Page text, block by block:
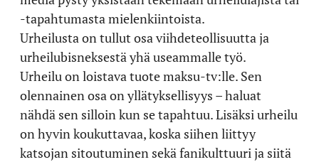
-tapahtumasta mielenkiintoista.
Urheilusta on tullut osa viihdeteollisuutta ja
urheilubisneksestä yhä useammalle työ.
Urheilu on loistava tuote maksu-tv:lle. Sen
olennainen osa on yllätyksellisyys – haluat
nähdä sen silloin kun se tapahtuu. Lisäksi urheilu
on hyvin koukuttavaa, koska siihen liittyy
katsojan sitoutuminen sekä fanikulttuuri ja siitä